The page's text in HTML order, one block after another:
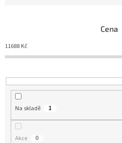
í
p
o
Cena
11688 Kč
Na skladě 1
Akce 0